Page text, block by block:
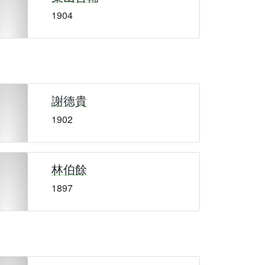
1904
謝德貴
1902
林伯餘
1897